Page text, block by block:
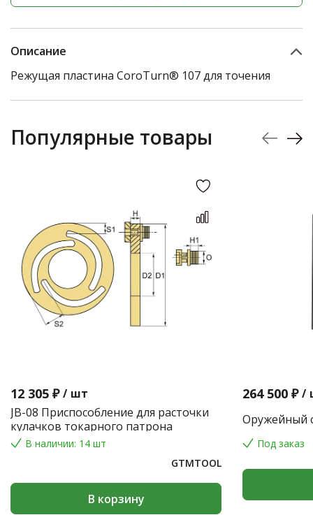
Описание
Режущая пластина CoroTurn® 107 для точения
Популярные товары
12 305 ₽ / шт
JB-08 Приспособление для расточки
кулачков токарного патрона
В наличии: 14 шт
GTMTOOL
В корзину
264 500 ₽ /
Оружейный
Под заказ